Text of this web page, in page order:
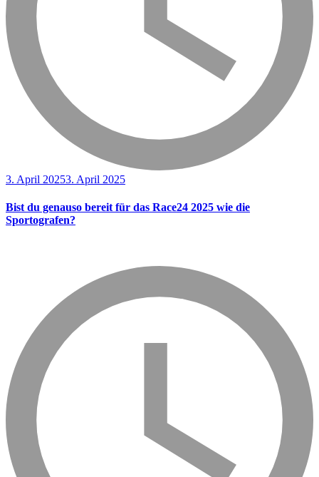
3. April 20253. April 2025
Bist du genauso bereit für das Race24 2025 wie die
Sportografen?